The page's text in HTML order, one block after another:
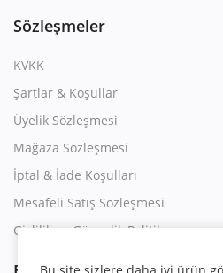
Sözleşmeler
KVKK
Şartlar & Koşullar
Üyelik Sözleşmesi
Mağaza Sözleşmesi
İptal & İade Koşulları
Mesafeli Satış Sözleşmesi
Gizlilik ve Güvenlik Politikası